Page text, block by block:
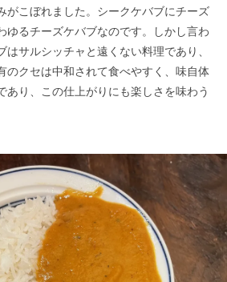
がこぼれました。シークケバブにチーズ
ゆるチーズケバブなのです。しかし言わ
サルシッチャと遠くない料理であり、
のクセは中和されて食べやすく、味自体
あり、この仕上がりにも楽しさを味わう